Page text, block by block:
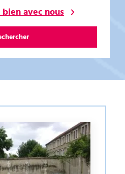
avec nous